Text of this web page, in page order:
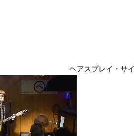
日 ヘアスプレイ・サイ